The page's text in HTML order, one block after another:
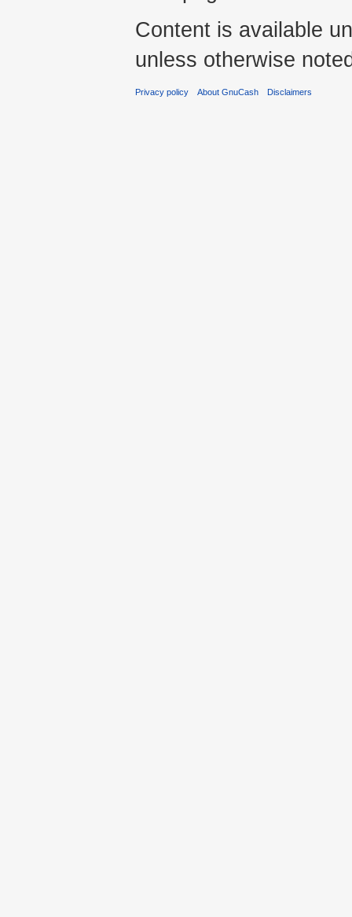
Content is available
unless otherwise
Privacy policy About GnuCash Disclaimers